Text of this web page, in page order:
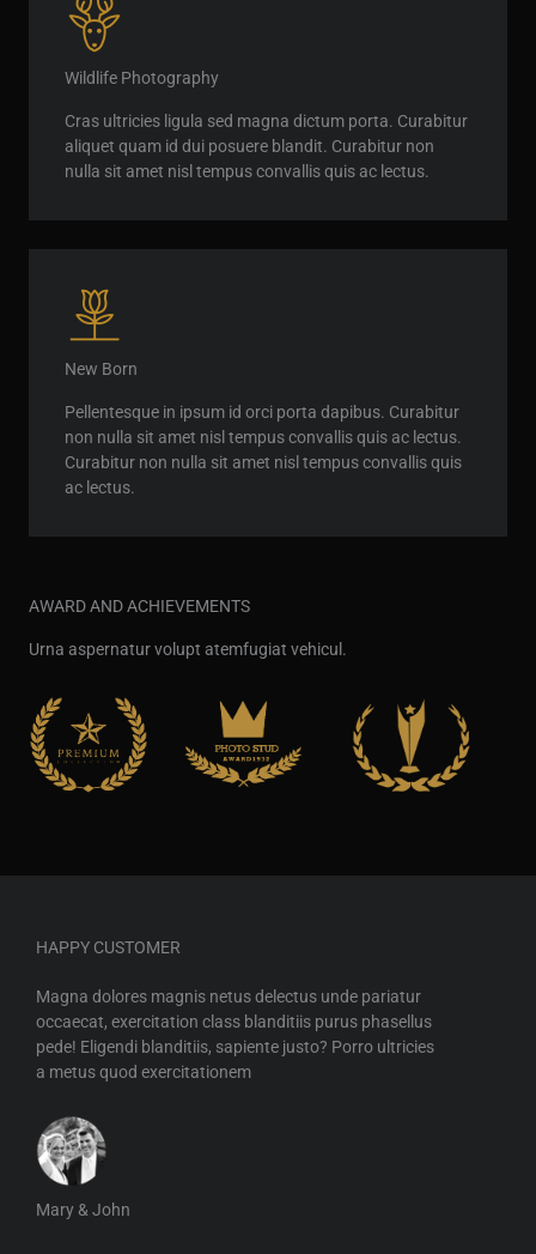
Wildlife Photography
Cras ultricies ligula sed magna dictum porta. Curabitur
aliquet quam id dui posuere blandit. Curabitur non
nulla sit amet nisl tempus convallis quis ac lectus.
New Born
Pellentesque in ipsum id orci porta dapibus. Curabitur
non nulla sit amet nisl tempus convallis quis ac lectus.
Curabitur non nulla sit amet nisl tempus convallis quis
ac lectus.
AWARD AND ACHIEVEMENTS
Urna aspernatur volupt atemfugiat vehicul.
HAPPY CUSTOMER
Magna dolores magnis netus delectus unde pariatur
occaecat, exercitation class blanditiis purus phasellus
pede! Eligendi blanditiis, sapiente justo? Porro ultricies
a metus quod exercitationem
Mary & John